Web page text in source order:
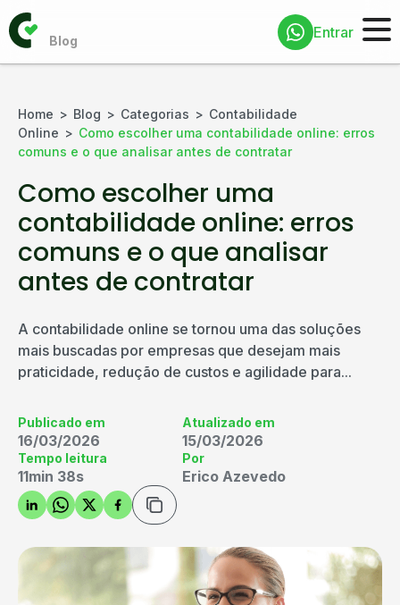
Entrar
Home Blog Categorias
Contabilidade
Online
Como escolher uma contabilidade online: erros
comuns e o que analisar antes de contratar
Como escolher uma
contabilidade online: erros
comuns e o que analisar
antes de contratar
A contabilidade online se tornou uma das soluções
mais buscadas por empresas que desejam mais
praticidade, redução de custos e agilidade para...
Publicado em
16/03/2026
Atualizado em
15/03/2026
Tempo leitura
11min 38s
Por
Erico Azevedo